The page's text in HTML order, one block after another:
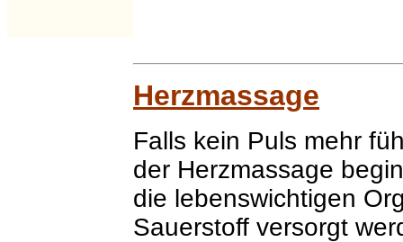
Herzmassage
Falls kein Puls mehr
der Herzmassage
die lebenswichtigen
Sauerstoff versorgt